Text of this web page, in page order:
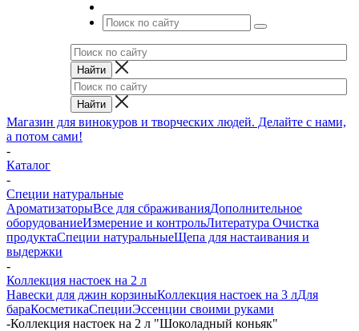
Магазин для винокуров и творческих людей. Делайте с нами,
а потом сами!
-
Каталог
-
Специи натуральные
АроматизаторыВсе для сбраживанияДополнительное
оборудованиеИзмерение и контрольЛитература Очистка
продуктаСпеции натуральныеЩепа для настаивания и
выдержки
-
Коллекция настоек на 2 л
Навески для джин корзиныКоллекция настоек на 3 лДля
бараКосметикаСпецииЭссенции своими руками
-Коллекция настоек на 2 л "Шоколадный коньяк"